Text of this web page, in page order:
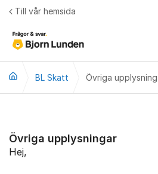
Hoppa till innehåll
Till vår hemsida
BL Skatt Övriga
Övriga upplysningar
Hej,